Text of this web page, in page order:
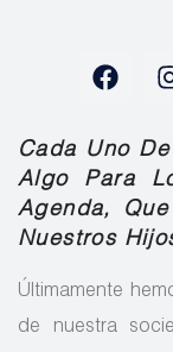
Cada Uno
Algo Para
Agenda,
Nuestros
Últimamente
de nuestra